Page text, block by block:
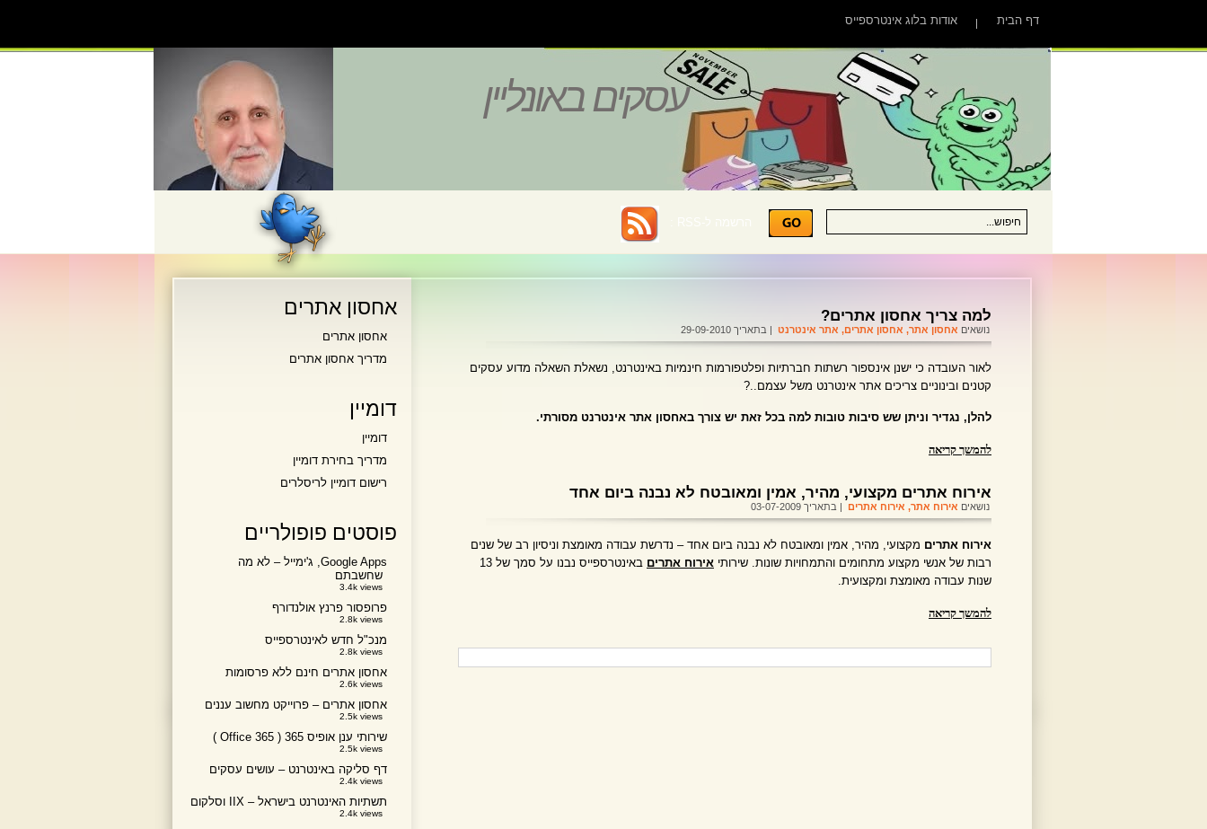
דף הבית אודות בלוג אינטרספייס
עסקים באונליין
למה צריך אחסון אתרים?
נושאים אחסון אתר, אחסון אתרים, אתר אינטרנט | בתאריך 29-09-2010
לאור העובדה כי ישנן אינספור רשתות חברתיות ופלטפורמות חינמיות באינטרנט, נשאלת השאלה מדוע עסקים
קטנים ובינוניים צריכים אתר אינטרנט משל עצמם..?
להלן, נגדיר וניתן שש סיבות טובות למה בכל זאת יש צורך באחסון אתר אינטרנט מסורתי.
להמשך קריאה
אירוח אתרים מקצועי, מהיר, אמין ומאובטח לא נבנה ביום אחד
נושאים אירוח אתר, אירוח אתרים | בתאריך 03-07-2009
אירוח אתרים מקצועי, מהיר, אמין ומאובטח לא נבנה ביום אחד – נדרשת עבודה מאומצת וניסיון רב של שנים
רבות של אנשי מקצוע מתחומים והתמחויות שונות. שירותי אירוח אתרים
באינטרספייס נבנו על סמך של 13
שנות עבודה מאומצת ומקצועית.
להמשך קריאה
אחסון אתרים
אחסון אתרים
מדריך אחסון אתרים
דומיין
דומיין
מדריך בחירת דומיין
רישום דומיין לריסלרים
פוסטים פופולריים
Google Apps, ג'ימייל – לא מה
שחשבתם
3.4k views
פרופסור פרנץ אולנדורף
2.8k views
מנכ"ל חדש לאינטרספייס
2.8k views
אחסון אתרים חינם ללא פרסומות
2.6k views
אחסון אתרים – פרוייקט מחשוב עננים
2.5k views
שירותי ענן אופיס 365 ( Office 365 )
2.5k views
דף סליקה באינטרנט – עושים עסקים
2.4k views
תשתיות האינטרנט בישראל – IIX וסלקום
2.4k views